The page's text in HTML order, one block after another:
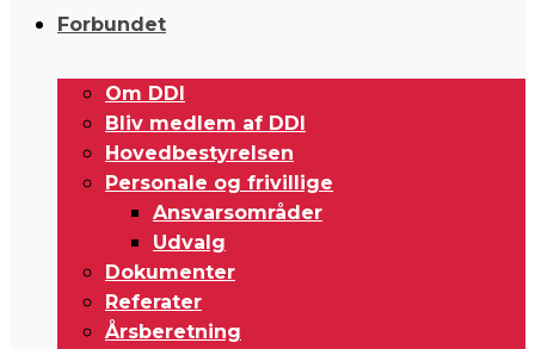
Forbundet
Om DDI
Bliv medlem af DDI
Hovedbestyrelsen
Personale og frivillige
Ansvarsområder
Udvalg
Dokumenter
Referater
Årsberetning